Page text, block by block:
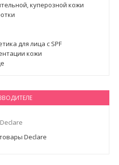
куперозной кожи
для лица с SPF
кожи
Declare
Declare